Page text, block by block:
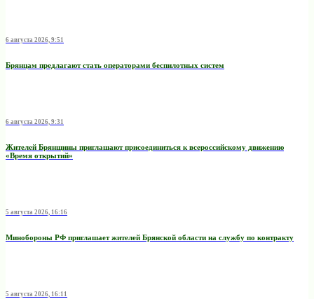
6 августа 2026, 9:51
Брянцам предлагают стать оперaторами бeспилотных систeм
6 августа 2026, 9:31
Жителей Брянщины приглашают присоединиться к всероссийскому движению
«Время открытий»
5 августа 2026, 16:16
Минобoроны РФ приглaшaет житeлeй Брянской области на службу по контракту
5 августа 2026, 16:11